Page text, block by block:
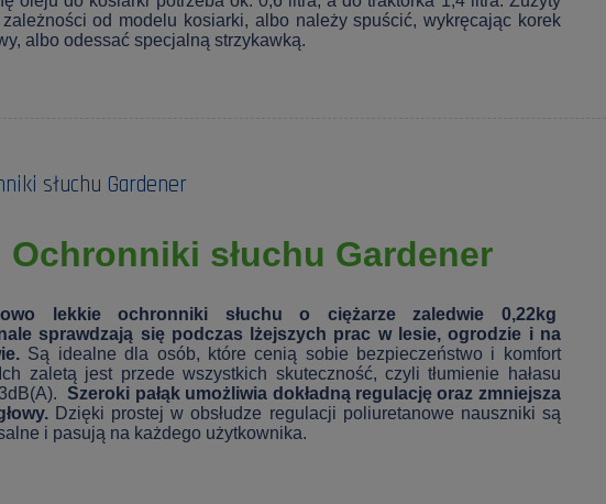
od modelu kosiarki, albo należy spuścić, wykręcając korek
albo odessać specjalną strzykawką.
słuchu Gardener
Ochronniki słuchu Gardener
lekkie ochronniki słuchu o ciężarze zaledwie 0,22kg
sprawdzają się podczas lżejszych prac w lesie, ogrodzie i na
Są idealne dla osób, które cenią sobie bezpieczeństwo i komfort
zaletą jest przede wszystkich skuteczność, czyli tłumienie hałasu
Szeroki pałąk umożliwia dokładną regulację oraz zmniejsza
Dzięki prostej w obsłudze regulacji poliuretanowe nauszniki są
i pasują na każdego użytkownika.